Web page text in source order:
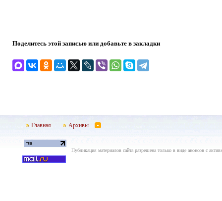
Поделитесь этой записью или добавьте в закладки
Главная Архивы
Публикация материалов сайта разрешена только в виде анонсов с